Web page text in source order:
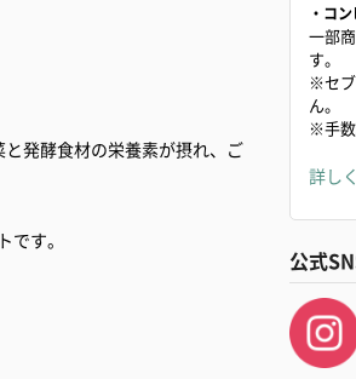
発酵食材の栄養素が摂れ、ご
す。
・コ
一部
す。
※セ
ん。
※手
詳し
公式